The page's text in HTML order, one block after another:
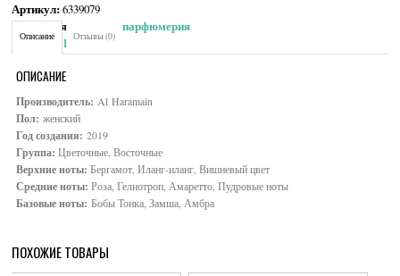
Артикул:6339079
Категория:
Женская парфюмерия
Brand:Al Haramain
Описание Отзывы (0)
ОПИСАНИЕ
Производитель: Al Haramain
Пол: женский
Год создания: 2019
Группа: Цветочные, Восточные
Верхние ноты: Бергамот, Иланг-иланг, Вишневый цвет
Средние ноты: Роза, Гелиотроп, Амаретто, Пудровые ноты
Базовые ноты:Бобы Тонка, Замша, Амбра
ПОХОЖИЕ ТОВАРЫ